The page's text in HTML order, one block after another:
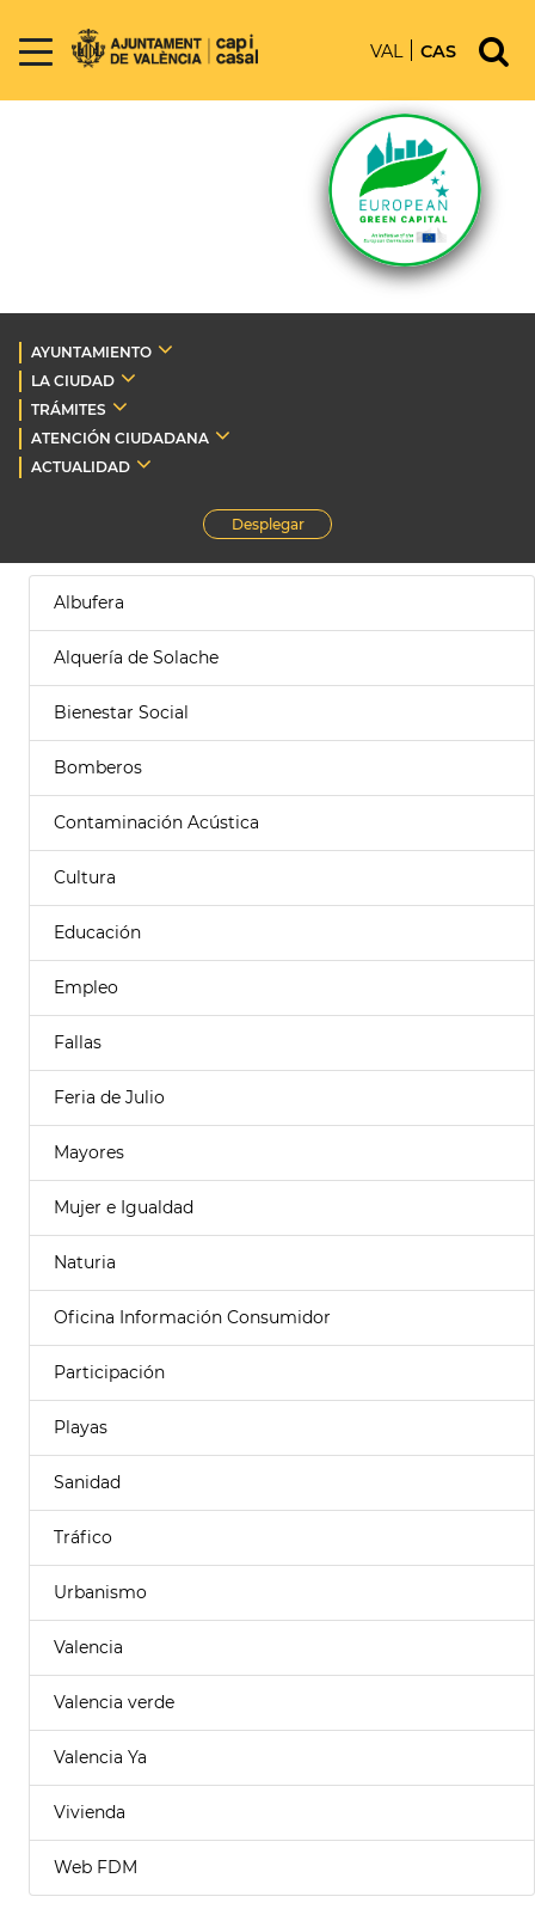
VAL CAS
AYUNTAMIENTO
LA CIUDAD
TRÁMITES
ATENCIÓN CIUDADANA
ACTUALIDAD
Desplegar
Albufera
Alquería de Solache
Bienestar Social
Bomberos
Contaminación Acústica
Cultura
Educación
Empleo
Fallas
Feria de Julio
Mayores
Mujer e Igualdad
Naturia
Oficina Información Consumidor
Participación
Playas
Sanidad
Tráfico
Urbanismo
Valencia
Valencia verde
Valencia Ya
Vivienda
Web FDM